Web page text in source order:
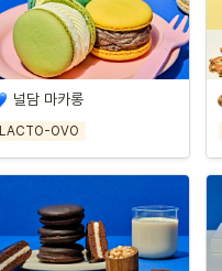
널담 마카롱
LACTO-OVO